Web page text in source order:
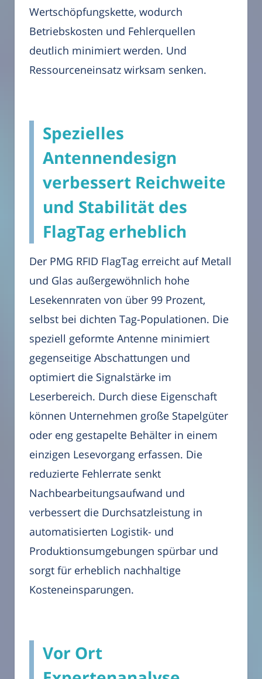
Wertschöpfungskette, wodurch
Betriebskosten und Fehlerquellen
deutlich minimiert werden. Und
Ressourceneinsatz wirksam senken.
Spezielles
Antennendesign
verbessert Reichweite
und Stabilität des
FlagTag erheblich
Der PMG RFID FlagTag erreicht auf Metall
und Glas außergewöhnlich hohe
Lesekennraten von über 99 Prozent,
selbst bei dichten Tag-Populationen. Die
speziell geformte Antenne minimiert
gegenseitige Abschattungen und
optimiert die Signalstärke im
Leserbereich. Durch diese Eigenschaft
können Unternehmen große Stapelgüter
oder eng gestapelte Behälter in einem
einzigen Lesevorgang erfassen. Die
reduzierte Fehlerrate senkt
Nachbearbeitungsaufwand und
verbessert die Durchsatzleistung in
automatisierten Logistik- und
Produktionsumgebungen spürbar und
sorgt für erheblich nachhaltige
Kosteneinsparungen.
Vor Ort